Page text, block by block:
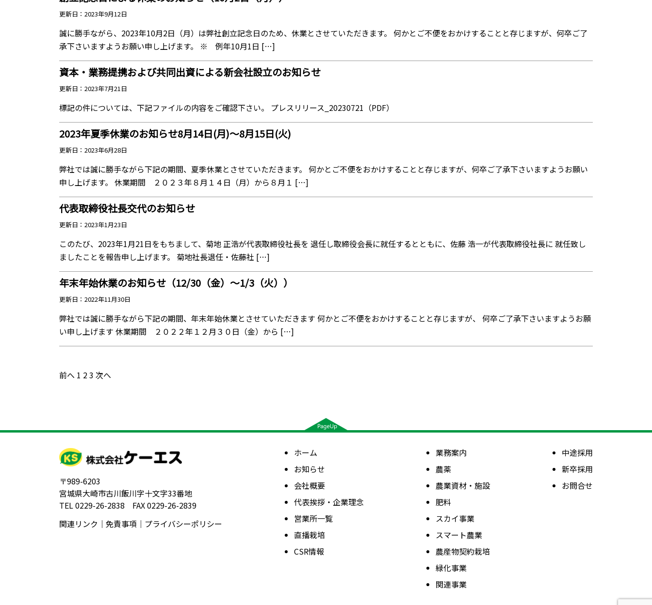
更新日：2023年9月12日
誠に勝手ながら、2023年10月2日（月）は弊社創立記念日のため、休業とさせていただきます。 何かとご不便をおかけすることと存じますが、何卒ご了
承下さいますようお願い申し上げます。 ※ 例年10月1日 […]
資本・業務提携および共同出資による新会社設立のお知らせ
更新日：2023年7月21日
標記の件については、下記ファイルの内容をご確認下さい。 プレスリリース_20230721（PDF）
2023年夏季休業のお知らせ8月14日(月)〜8月15日(火)
更新日：2023年6月28日
弊社では誠に勝手ながら下記の期間、夏季休業とさせていただきます。 何かとご不便をおかけすることと存じますが、何卒ご了承下さいますようお願い
申し上げます。 休業期間 ２０２３年８月１４日（月）から８月１ […]
代表取締役社長交代のお知らせ
更新日：2023年1月23日
このたび、2023年1月21日をもちまして、菊地 正浩が代表取締役社長を 退任し取締役会長に就任するとともに、佐藤 浩一が代表取締役社長に 就任致し
ましたことを報告申し上げます。 菊地社長退任・佐藤社 […]
年末年始休業のお知らせ（12/30（金）～1/3（火））
更新日：2022年11月30日
弊社では誠に勝手ながら下記の期間、年末年始休業とさせていただきます 何かとご不便をおかけすることと存じますが、 何卒ご了承下さいますようお願
い申し上げます 休業期間 ２０２２年１２月３０日（金）から […]
前へ 1 23 次へ
〒989-6203
宮城県大崎市古川飯川字十文字33番地
TEL 0229-26-2838 FAX 0229-26-2839
関連リンク ｜ 免責事項 ｜ プライバシーポリシー
ホーム
お知らせ
会社概要
代表挨拶・企業理念
営業所一覧
直播栽培
CSR情報
業務案内
農薬
農業資材・施設
肥料
スカイ事業
スマート農業
農産物契約栽培
緑化事業
関連事業
中途採用
新卒採用
お問合せ